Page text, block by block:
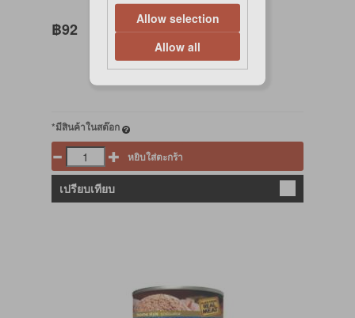
฿92
*มีสินค้าในสต๊อก
หยิบใส่ตะกร้า
เปรียบเทียบ
Allow selection
Allow all